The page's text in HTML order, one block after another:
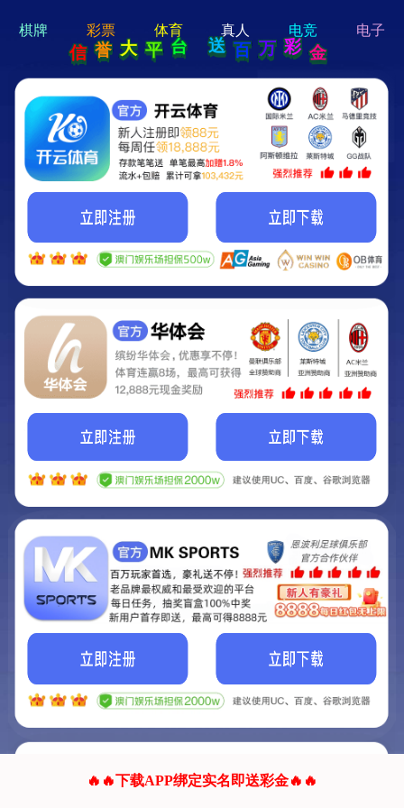
hi 💗
Hey Guys!
我们即将上线啦...
我们的网站正在建设.
它将是非常棒的网站.
联系我们!